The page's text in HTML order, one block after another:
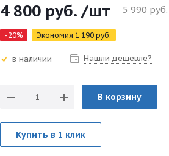
4 800 руб. /шт 5 990руб.
-20% Экономия 1 190 руб.
в наличии Нашли дешевле?
В корзину
Купить в 1 клик